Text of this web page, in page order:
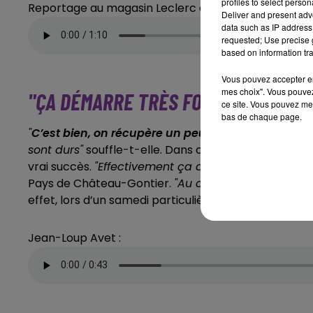
Reportage au magasin Leclerc de Château-Gontier
"ÇA DÉMARRE TRÈS FORT"
"C’est bien, on récupère un peu d’argent
sont durs"souffle-t-elle. Dans ce magasin Leclerc,
vrai succès. "Effectivement ça démarre très fort"
Pays de Château-Gontier. "Au centre Leclerc, il
effet, lors d’un samedi particulièrement prolifique,
Jean-Loup Avet :
Deliver and present
data such as IP
requested; Use precise
based on information
Vous pouvez accepter
mes choix". Vous
ce site. Vous pouvez
bas de chaque page.